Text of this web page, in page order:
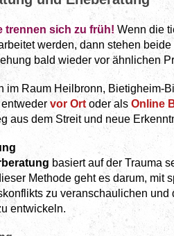
trennen sich zu früh! Wenn die
werden, dann stehen
bald wieder vor ähnlichen
im Raum Heilbronn, Bietigheim-
vor Ort oder als Online
aus dem Streit und neue
basiert auf der Trauma
Methode geht es darum, mit
zu veranschaulichen und
entwickeln.